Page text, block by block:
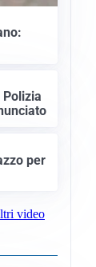
per
video